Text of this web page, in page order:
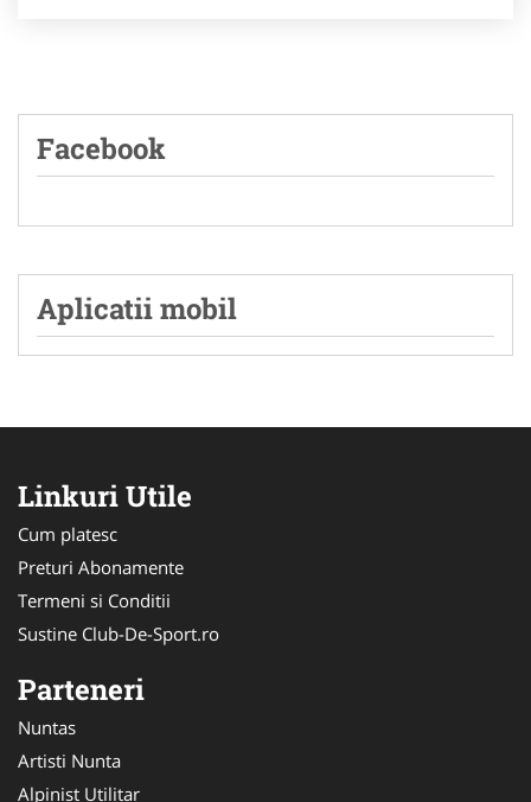
Facebook
Aplicatii mobil
Linkuri Utile
Cum platesc
Preturi Abonamente
Termeni si Conditii
Sustine Club-De-Sport.ro
Parteneri
Nuntas
Artisti Nunta
Alpinist Utilitar